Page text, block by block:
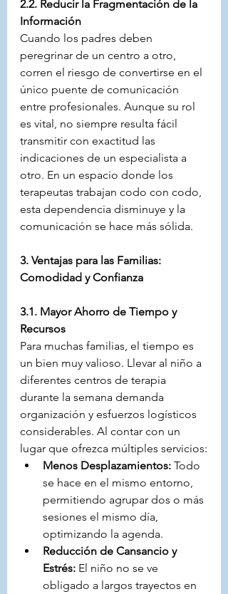
2.2. Reducir la Fragmentación de la
Información
Cuando los padres deben
peregrinar de un centro a otro,
corren el riesgo de convertirse en el
único puente de comunicación
entre profesionales. Aunque su rol
es vital, no siempre resulta fácil
transmitir con exactitud las
indicaciones de un especialista a
otro. En un espacio donde los
terapeutas trabajan codo con codo,
esta dependencia disminuye y la
comunicación se hace más sólida.
3. Ventajas para las Familias:
Comodidad y Confianza
3.1. Mayor Ahorro de Tiempo y
Recursos
Para muchas familias, el tiempo es
un bien muy valioso. Llevar al niño a
diferentes centros de terapia
durante la semana demanda
organización y esfuerzos logísticos
considerables. Al contar con un
lugar que ofrezca múltiples servicios:
Menos Desplazamientos: Todo
se hace en el mismo entorno,
permitiendo agrupar dos o más
sesiones el mismo día,
optimizando la agenda.
Reducción de Cansancio y
Estrés: El niño no se ve
obligado a largos trayectos en